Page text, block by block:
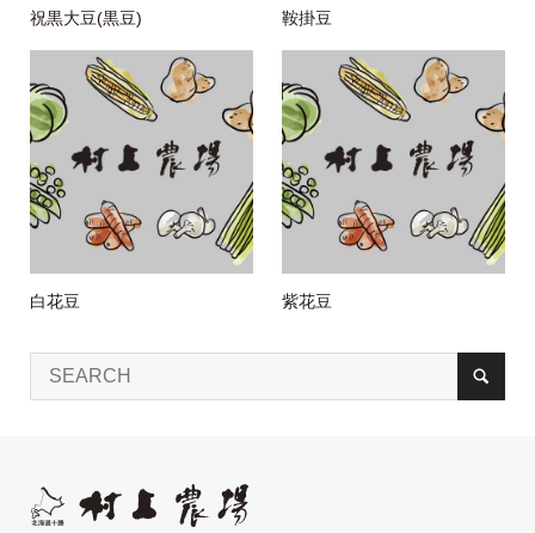
祝黒大豆(黒豆) 鞍掛豆
白花豆 紫花豆